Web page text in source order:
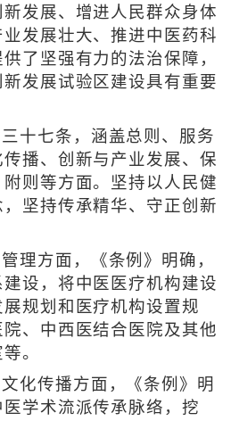
发展、增进人民群众身体
发展壮大、推进中医药科
了坚强有力的法治保障，
发展试验区建设具有重要
三十七条，涵盖总则、服务
播、创新与产业发展、保
则等方面。坚持以人民健
坚持传承精华、守正创新
理方面，《条例》明确，
设，将中医医疗机构建设
规划和医疗机构设置规
、中西医结合医院及其他
。
化传播方面，《条例》明
学术流派传承脉络，挖